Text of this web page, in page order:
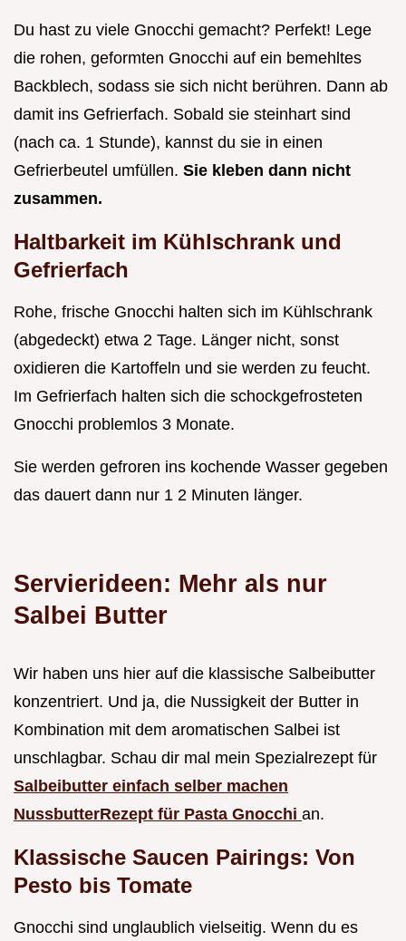
Du hast zu viele Gnocchi gemacht? Perfekt! Lege
die rohen, geformten Gnocchi auf ein bemehltes
Backblech, sodass sie sich nicht berühren. Dann ab
damit ins Gefrierfach. Sobald sie steinhart sind
(nach ca. 1 Stunde), kannst du sie in einen
Gefrierbeutel umfüllen. Sie kleben dann nicht
zusammen.
Haltbarkeit im Kühlschrank und
Gefrierfach
Rohe, frische Gnocchi halten sich im Kühlschrank
(abgedeckt) etwa 2 Tage. Länger nicht, sonst
oxidieren die Kartoffeln und sie werden zu feucht.
Im Gefrierfach halten sich die schockgefrosteten
Gnocchi problemlos 3 Monate.
Sie werden gefroren ins kochende Wasser gegeben
das dauert dann nur 1 2 Minuten länger.
Servierideen: Mehr als nur
Salbei Butter
Wir haben uns hier auf die klassische Salbeibutter
konzentriert. Und ja, die Nussigkeit der Butter in
Kombination mit dem aromatischen Salbei ist
unschlagbar. Schau dir mal mein Spezialrezept für
Salbeibutter einfach selber machen
NussbutterRezept für Pasta Gnocchi an.
Klassische Saucen Pairings: Von
Pesto bis Tomate
Gnocchi sind unglaublich vielseitig. Wenn du es